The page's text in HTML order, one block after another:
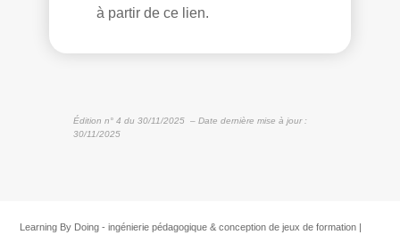
à partir de ce lien.
Édition n° 4 du 30/11/2025 – Date dernière mise à jour :
30/11/2025
Learning By Doing - ingénierie pédagogique & conception de jeux de formation |